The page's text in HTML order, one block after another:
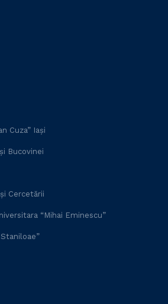
Cuza” Iași
Bucovinei
Cercetării
“Mihai Eminescu”